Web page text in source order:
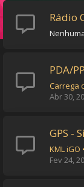
Rádio
PDA/
Abr 30,
GPS -
KML iGO
Fev 24,